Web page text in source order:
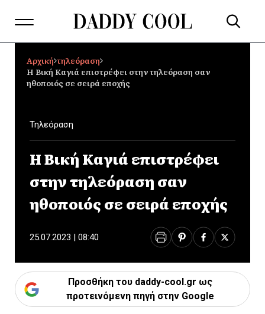
Αρχική τηλεόραση
Η Βική Καγιά επιστρέφει στην τηλεόραση σαν
ηθοποιός σε σειρά εποχής
Τηλεόραση
Η Βική Καγιά επιστρέφει
στην τηλεόραση σαν
ηθοποιός σε σειρά εποχής
25.07.2023 | 08:40
Προσθήκη του daddy-cool.gr ως
προτεινόμενη πηγή στην Google